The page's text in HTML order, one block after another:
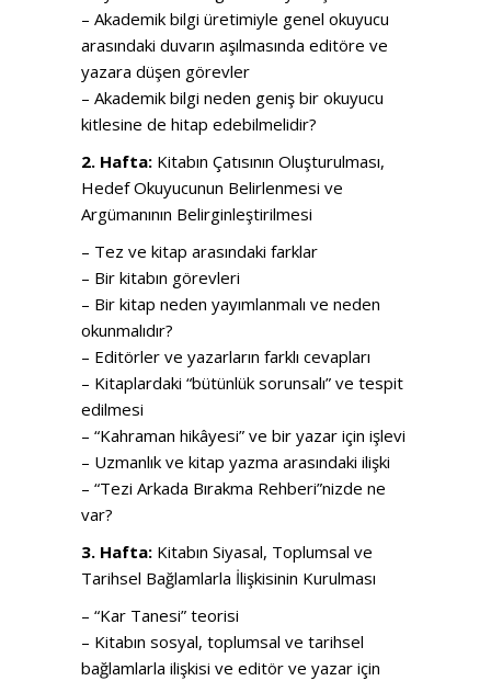
– Akademik bilgi üretimiyle genel okuyucu
arasındaki duvarın aşılmasında editöre ve
yazara düşen görevler
– Akademik bilgi neden geniş bir okuyucu
kitlesine de hitap edebilmelidir?
2. Hafta: Kitabın Çatısının Oluşturulması,
Hedef Okuyucunun Belirlenmesi ve
Argümanının Belirginleştirilmesi
– Tez ve kitap arasındaki farklar
– Bir kitabın görevleri
– Bir kitap neden yayımlanmalı ve neden
okunmalıdır?
– Editörler ve yazarların farklı cevapları
– Kitaplardaki “bütünlük sorunsalı” ve tespit
edilmesi
– “Kahraman hikâyesi” ve bir yazar için işlevi
– Uzmanlık ve kitap yazma arasındaki ilişki
– “Tezi Arkada Bırakma Rehberi”nizde ne
var?
3. Hafta: Kitabın Siyasal, Toplumsal ve
Tarihsel Bağlamlarla İlişkisinin Kurulması
– “Kar Tanesi” teorisi
– Kitabın sosyal, toplumsal ve tarihsel
bağlamlarla ilişkisi ve editör ve yazar için